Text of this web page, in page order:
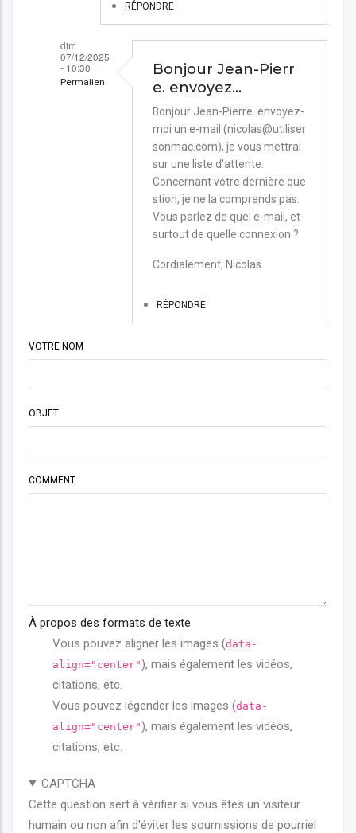
RÉPONDRE
dim
07/12/2025
- 10:30
Permalien
Bonjour Jean-Pierr
e. envoyez…
Bonjour Jean-Pierre. envoyez-
moi un e-mail (nicolas@utiliser
sonmac.com), je vous mettrai
sur une liste d'attente.
Concernant votre dernière que
stion, je ne la comprends pas.
Vous parlez de quel e-mail, et
surtout de quelle connexion ?
Cordialement, Nicolas
RÉPONDRE
VOTRE NOM
OBJET
COMMENT
À propos des formats de texte
Vous pouvez aligner les images (data-
align="center"), mais également les vidéos,
citations, etc.
Vous pouvez légender les images (data-
align="center"), mais également les vidéos,
citations, etc.
CAPTCHA
Cette question sert à vérifier si vous êtes un visiteur
humain ou non afin d'éviter les soumissions de pourriel